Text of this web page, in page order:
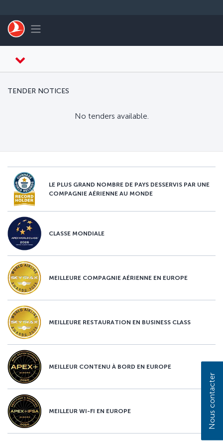
Toggle navigation
TENDER NOTICES
No tenders available.
LE PLUS GRAND NOMBRE DE PAYS DESSERVIS PAR UNE
COMPAGNIE AÉRIENNE AU MONDE
CLASSE MONDIALE
MEILLEURE COMPAGNIE AÉRIENNE EN EUROPE
MEILLEURE RESTAURATION EN BUSINESS CLASS
MEILLEUR CONTENU À BORD EN EUROPE
MEILLEUR WI-FI EN EUROPE Nous contacter